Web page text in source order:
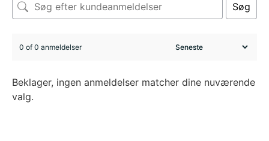
Søg
0 of 0 anmeldelser
Beklager, ingen anmeldelser matcher dine nuværende
valg.